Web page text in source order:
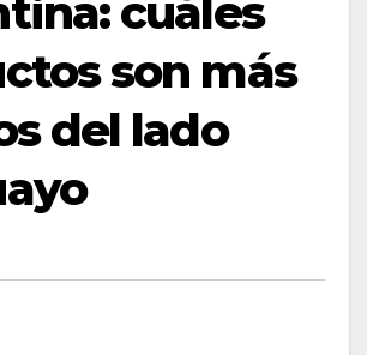
cuáles
son más
del lado